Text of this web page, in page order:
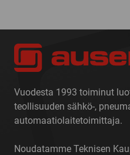
Vuodesta 1993 toiminut
teollisuuden sähkö-,
automaatiolaitetoimittaja.
Noudatamme Teknisen